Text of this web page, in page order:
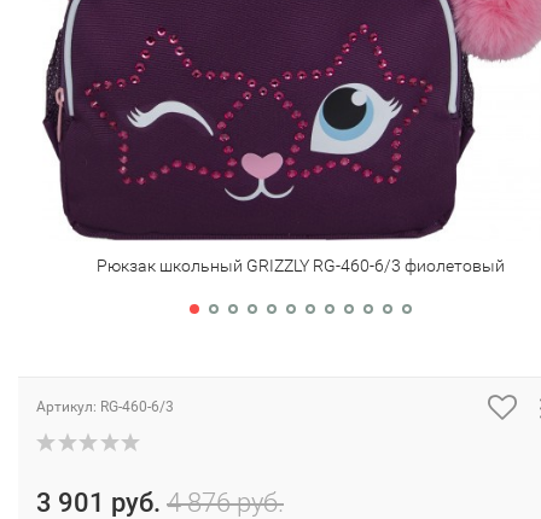
Рюкзак школьный GRIZZLY RG-460-6/3 фиолетовый
Артикул: RG-460-6/3
3 901 руб. 4 876 руб.